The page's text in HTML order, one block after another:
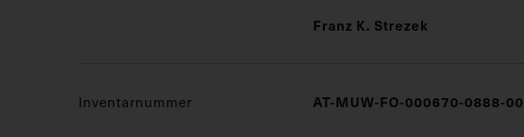
Franz K. Strezek
Inventarnummer AT-MUW-FO-000670-0888-